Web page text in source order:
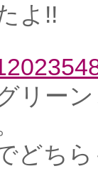
よ!!
リー
どち